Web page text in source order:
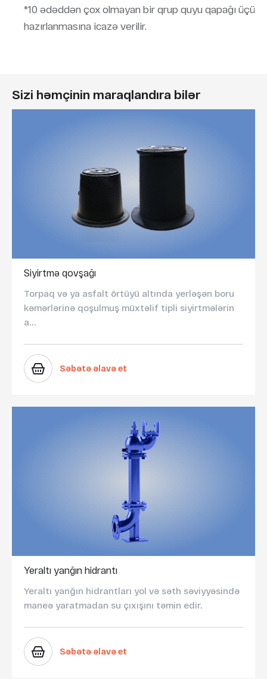
*10 ədəddən çox olmayan bir qrup quyu qapağı üçün
hazırlanmasına icazə verilir.
Sizi həmçinin maraqlandıra bilər
Siyirtmə qovşağı
Torpaq və ya asfalt örtüyü altında yerləşən boru
kəmərlərinə qoşulmuş müxtəlif tipli siyirtmələrin
a...
Səbətə əlavə et
Yeraltı yanğın hidrantı
Yeraltı yanğın hidrantları yol və səth səviyyəsində
maneə yaratmadan su çıxışını təmin edir.
Səbətə əlavə et